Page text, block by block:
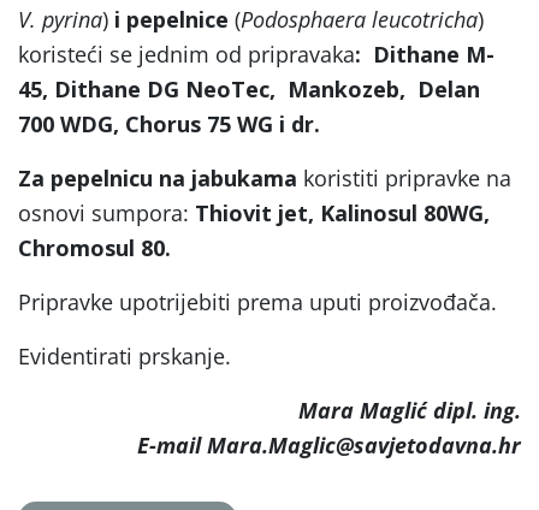
V. pyrina) i pepelnice (Podosphaera leucotricha)
koristeći se jednim od pripravaka: Dithane M-
45, Dithane DG NeoTec, Mankozeb, Delan
700 WDG, Chorus 75 WG i dr.
Za pepelnicu na jabukama koristiti pripravke na
osnovi sumpora: Thiovit jet, Kalinosul 80WG,
Chromosul 80.
Pripravke upotrijebiti prema uputi proizvođača.
Evidentirati prskanje.
Mara Maglić dipl. ing.
E-mail Mara.Maglic@savjetodavna.hr